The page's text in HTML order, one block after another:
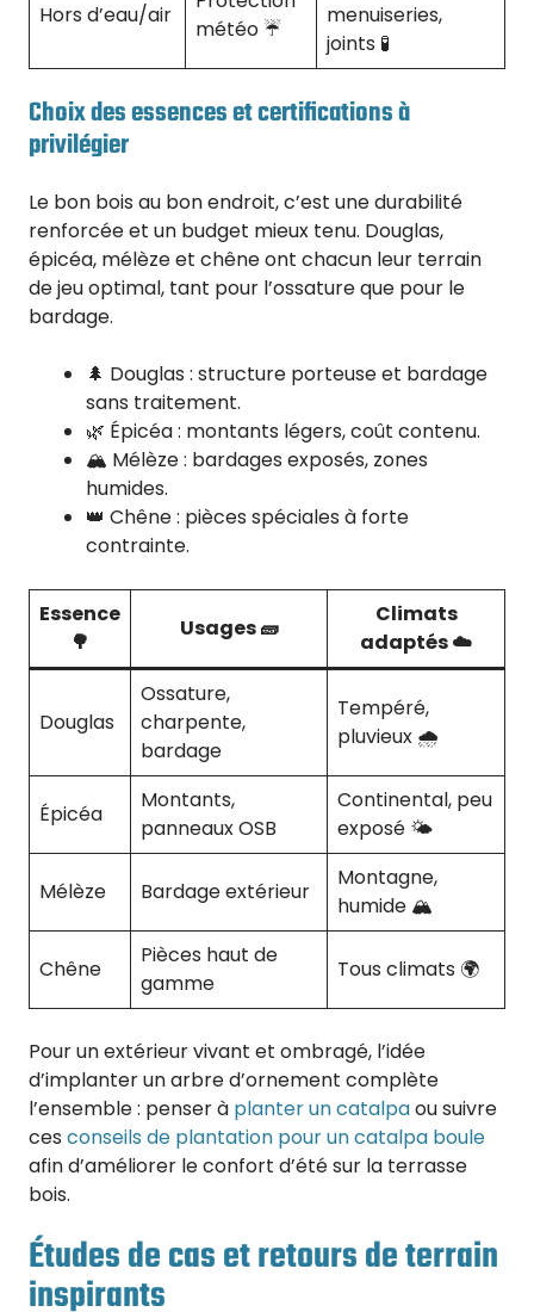
Hors d’eau/air
météo ☔
menuiseries,
joints 🧪
Choix des essences et certifications à
privilégier
Le bon bois au bon endroit, c’est une durabilité
renforcée et un budget mieux tenu. Douglas,
épicéa, mélèze et chêne ont chacun leur terrain
de jeu optimal, tant pour l’ossature que pour le
bardage.
🌲 Douglas : structure porteuse et bardage
sans traitement.
🌿 Épicéa : montants légers, coût contenu.
🏔️ Mélèze : bardages exposés, zones
humides.
👑 Chêne : pièces spéciales à forte
contrainte.
Essence
🌳
Usages 🧱
Climats
adaptés ☁️
Douglas
Ossature,
charpente,
bardage
Tempéré,
pluvieux 🌧️
Épicéa
Montants,
panneaux OSB
Continental, peu
exposé 🌤️
Mélèze Bardage extérieur
Montagne,
humide 🏔️
Chêne
Pièces haut de
gamme
Tous climats 🌍
Pour un extérieur vivant et ombragé, l’idée
d’implanter un arbre d’ornement complète
l’ensemble : penser à planter un catalpaou suivre
ces conseils de plantation pour un catalpa boule
afin d’améliorer le confort d’été sur la terrasse
bois.
Études de cas et retours de terrain
inspirants